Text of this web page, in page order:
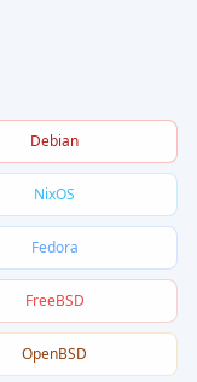
Debian
NixOS
Fedora
FreeBSD
OpenBSD